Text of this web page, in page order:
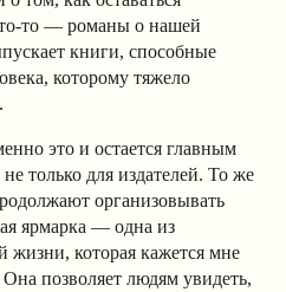
то — романы о нашей
книги, способные
которому тяжело
это и остается главным
только для издателей. То же
организовывать
ярмарка — одна из
жизни, которая кажется мне
позволяет людям увидеть,